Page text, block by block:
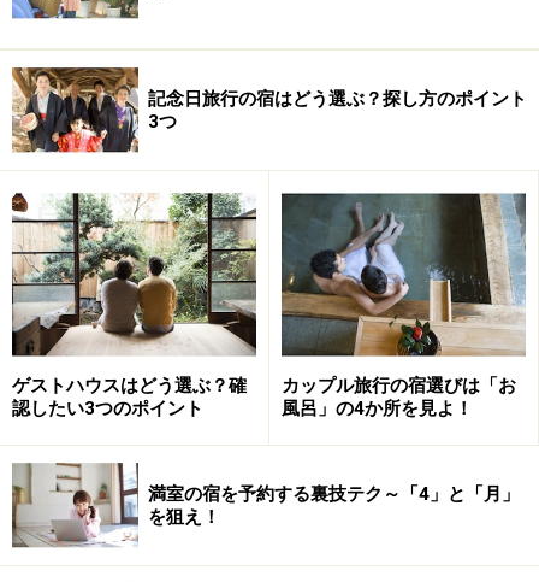
津軽の伝統工芸「こぎん」模様の障子がしつらえられた「ご
当地部屋～津軽こぎんの間～」
あま～い香り！赤いリンゴに頬よせて
館内の温泉は男女別の大浴場。床には青森名産のヒバが
敷き詰められ、湯船は樹齢2千年の古代檜。その重厚な
湯船の中に、リンゴ達は気持ち良さそうにプカプカと浮
いています。
りが。手に取って頬ずりしたくなる可愛いリンゴです。
温泉の泉質は、ナトリウム・カルシウム・塩化物・硫酸
塩泉。肌さわりは滑らかで飽きのこない泉質なので、雪
化粧した庭園を見ながら長湯をするにはピッタリです。
記念日旅行の宿はどう選ぶ？探し方のポイント
3つ
ゲストハウスはどう選ぶ？確
認したい3つのポイント
カップル旅行の宿選びは「お
風呂」の4か所を見よ！
満室の宿を予約する裏技テク～「4」と「月」
を狙え！